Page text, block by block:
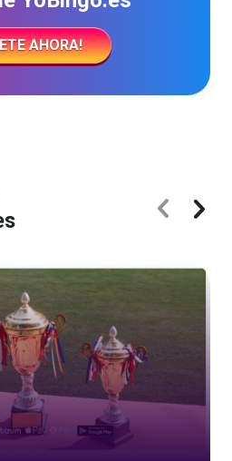
AHORA!